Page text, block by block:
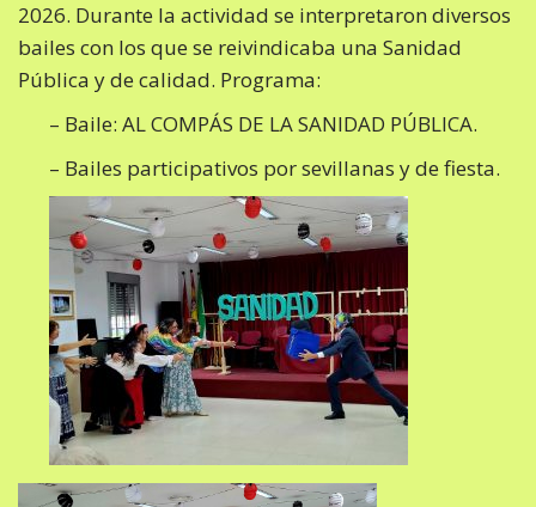
2026. Durante la actividad se interpretaron diversos
bailes con los que se reivindicaba una Sanidad
Pública y de calidad. Programa:
– Baile: AL COMPÁS DE LA SANIDAD PÚBLICA.
– Bailes participativos por sevillanas y de fiesta.